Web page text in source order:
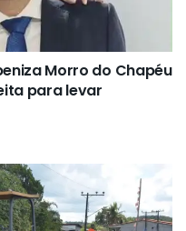
Morro do Chapéu
para levar